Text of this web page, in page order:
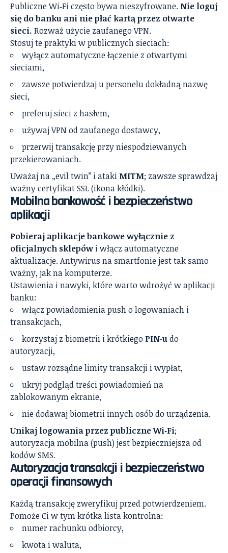
Publiczne Wi‑Fi często bywa nieszyfrowane. Nie loguj
się do banku ani nie płać kartą przez otwarte
sieci. Rozważ użycie zaufanego VPN.
Stosuj te praktyki w publicznych sieciach:
wyłącz automatyczne łączenie z otwartymi
sieciami,
zawsze potwierdzaj u personelu dokładną nazwę
sieci,
preferuj sieci z hasłem,
używaj VPN od zaufanego dostawcy,
przerwij transakcję przy niespodziewanych
przekierowaniach.
Uważaj na „evil twin” i ataki MITM; zawsze sprawdzaj
ważny certyfikat SSL (ikona kłódki).
Mobilna bankowość i bezpieczeństwo
aplikacji
Pobieraj aplikacje bankowe wyłącznie z
oficjalnych sklepów i włącz automatyczne
aktualizacje. Antywirus na smartfonie jest tak samo
ważny, jak na komputerze.
Ustawienia i nawyki, które warto wdrożyć w aplikacji
banku:
włącz powiadomienia push o logowaniach i
transakcjach,
korzystaj z biometrii i krótkiego PIN‑udo
autoryzacji,
ustaw rozsądne limity transakcji i wypłat,
ukryj podgląd treści powiadomień na
zablokowanym ekranie,
nie dodawaj biometrii innych osób do urządzenia.
Unikaj logowania przez publiczne Wi‑Fi;
autoryzacja mobilna (push) jest bezpieczniejsza od
kodów SMS.
Autoryzacja transakcji i bezpieczeństwo
operacji finansowych
Każdą transakcję zweryfikuj przed potwierdzeniem.
Pomoże Ci w tym krótka lista kontrolna:
numer rachunku odbiorcy,
kwota i waluta,